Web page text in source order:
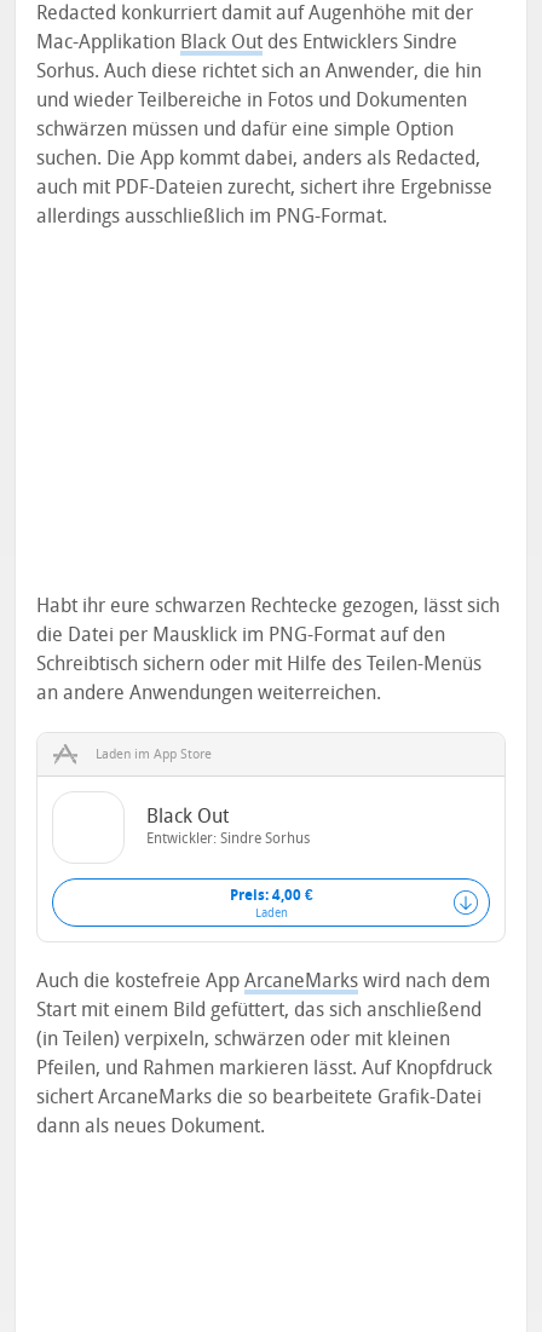
Redacted konkurriert damit auf Augenhöhe mit der
Mac-Applikation Black Out des Entwicklers Sindre
Sorhus. Auch diese richtet sich an Anwender, die hin
und wieder Teilbereiche in Fotos und Dokumenten
schwärzen müssen und dafür eine simple Option
suchen. Die App kommt dabei, anders als Redacted,
auch mit PDF-Dateien zurecht, sichert ihre Ergebnisse
allerdings ausschließlich im PNG-Format.
Habt ihr eure schwarzen Rechtecke gezogen, lässt sich
die Datei per Mausklick im PNG-Format auf den
Schreibtisch sichern oder mit Hilfe des Teilen-Menüs
an andere Anwendungen weiterreichen.
Laden im App Store
Black Out
Entwickler:Sindre Sorhus
Preis: 4,00 €
Laden
Auch die kostefreie AppArcaneMarks wird nach dem
Start mit einem Bild gefüttert, das sich anschließend
(in Teilen) verpixeln, schwärzen oder mit kleinen
Pfeilen, und Rahmen markieren lässt. Auf Knopfdruck
sichert ArcaneMarks die so bearbeitete Grafik-Datei
dann als neues Dokument.